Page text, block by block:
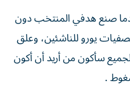
صنع هدفي المنتخب دون
تصفيات يورو للناشئين، وعلق
سأكون من أريد أن أكون
.